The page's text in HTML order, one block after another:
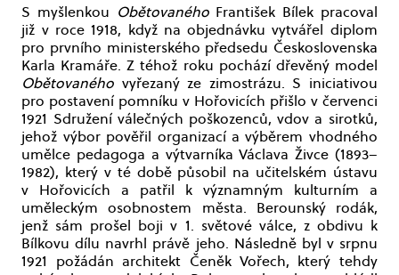
S myšlenkou ObětovanéhoFrantišek Bílek pracoval
již v roce 1918, když na objednávku vytvářel diplom
pro prvního ministerského předsedu Československa
Karla Kramáře. Z téhož roku pochází dřevěný model
Obětovaného vyřezaný ze zimostrázu. S iniciativou
pro postavení pomníku v Hořovicích přišlo v červenci
1921 Sdružení válečných poškozenců, vdov a sirotků,
jehož výbor pověřil organizací a výběrem vhodného
umělce pedagoga a výtvarníka Václava Živce (1893–
1982), který v té době působil na učitelském ústavu
v Hořovicích a patřil k významným kulturním a
uměleckým osobnostem města. Berounský rodák,
jenž sám prošel boji v 1. světové válce, z obdivu k
Bílkovu dílu navrhl právě jeho. Následně byl v srpnu
1921 požádán architekt Čeněk Vořech, který tehdy